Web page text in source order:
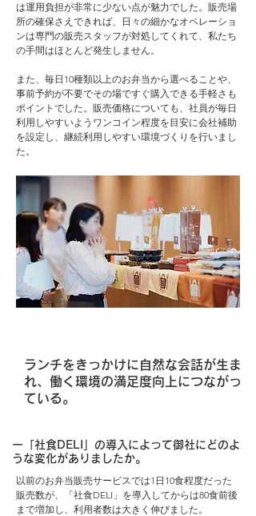
は運用負担が非常に少ない点が魅力でした。販売場
所の確保さえできれば、日々の細かなオペレーショ
ンは専門の販売スタッフが対処してくれて、私たち
の手間はほとんど発生しません。
また、毎日10種類以上のお弁当から選べることや、
事前予約が不要でその場ですぐ購入できる手軽さも
ポイントでした。販売価格についても、社員が毎日
利用しやすいようワンコイン程度を目安に会社補助
を設定し、継続利用しやすい環境づくりを行いまし
た。
ランチをきっかけに自然な会話が生ま
れ、働く環境の満足度向上につながっ
ている。
ー「社食DELI」の導入によって御社にどのよ
うな変化がありましたか。
以前のお弁当販売サービスでは1日10食程度だった
販売数が、「社食DELI」を導入してからは80食前後
まで増加し、利用者数は大きく伸びました。